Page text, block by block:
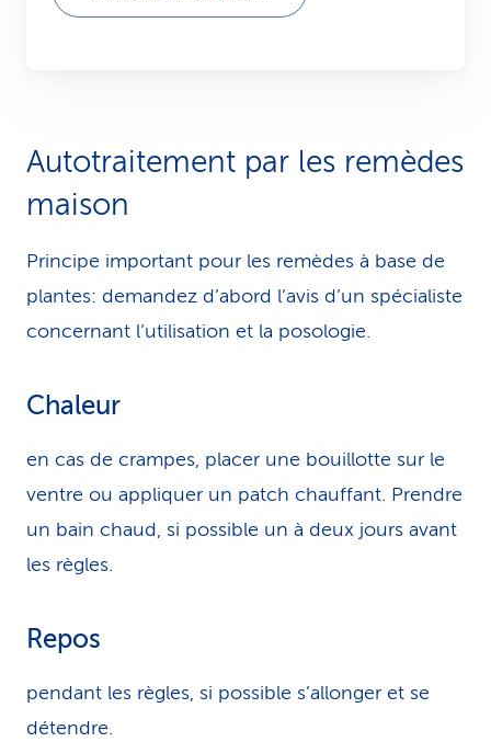
Autotraitement par les remèdes
maison
Principe important pour les remèdes à base de
plantes: demandez d’abord l’avis d’un spécialiste
concernant l’utilisation et la posologie.
Chaleur
en cas de crampes, placer une bouillotte sur le
ventre ou appliquer un patch chauffant. Prendre
un bain chaud, si possible un à deux jours avant
les règles.
Repos
pendant les règles, si possible s’allonger et se
détendre.